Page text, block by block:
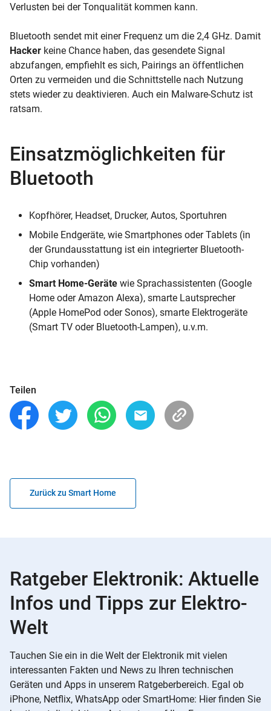
Verlusten bei der Tonqualität kommen kann.
Bluetooth sendet mit einer Frequenz um die 2,4 GHz. Damit
Hacker keine Chance haben, das gesendete Signal
abzufangen, empfiehlt es sich, Pairings an öffentlichen
Orten zu vermeiden und die Schnittstelle nach Nutzung
stets wieder zu deaktivieren. Auch ein Malware-Schutz ist
ratsam.
Einsatzmöglichkeiten für
Bluetooth
Kopfhörer, Headset, Drucker, Autos, Sportuhren
Mobile Endgeräte, wie Smartphones oder Tablets (in
der Grundausstattung ist ein integrierter Bluetooth-
Chip vorhanden)
Smart Home-Geräte wie Sprachassistenten (Google
Home oder Amazon Alexa), smarte Lautsprecher
(Apple HomePod oder Sonos), smarte Elektrogeräte
(Smart TV oder Bluetooth-Lampen), u.v.m.
Teilen
Zurück zu Smart Home
Ratgeber Elektronik: Aktuelle
Infos und Tipps zur Elektro-
Welt
Tauchen Sie ein in die Welt der Elektronik mit vielen
interessanten Fakten und News zu Ihren technischen
Geräten und Apps in unserem Ratgeberbereich. Egal ob
iPhone, Netflix, WhatsApp oder SmartHome: Hier finden Sie